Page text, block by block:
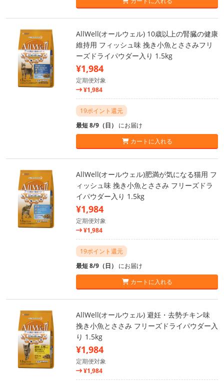
AllWell(オールウェル) 10歳以上の腎臓の健康
維持用 フィッシュ味 挽き小魚とささみフリ
ーズドライパウダー入り 1.5kg
¥1,984
定期便対象
¥1,984
19ポイント還元
最短 8/9（日） にお届け
カートに入れる
AllWell(オールウェル)肥満が気になる猫用 フ
ィッシュ味 挽き小魚とささみ フリーズドラ
イパウダー入り 1.5kg
¥1,984
定期便対象
¥1,984
19ポイント還元
最短 8/9（日） にお届け
カートに入れる
AllWell(オールウェル) 避妊・去勢チキン味
挽き小魚とささみ フリーズドライパウダー入
り 1.5kg
¥1,984
定期便対象
¥1,984